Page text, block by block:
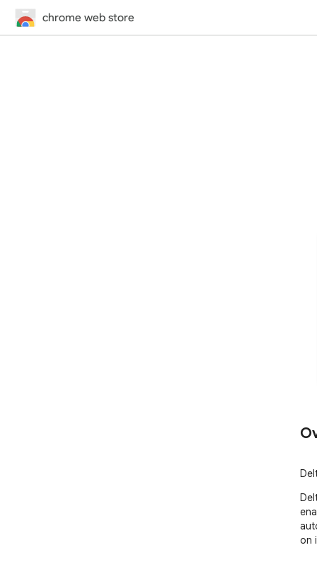
chrome web store
on